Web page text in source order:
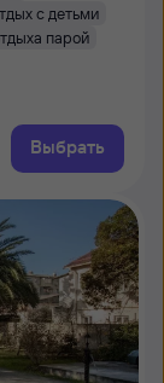
с детьми
парой
Выбрать